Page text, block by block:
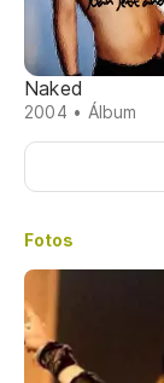
Naked
2004 • Álbum
Fotos